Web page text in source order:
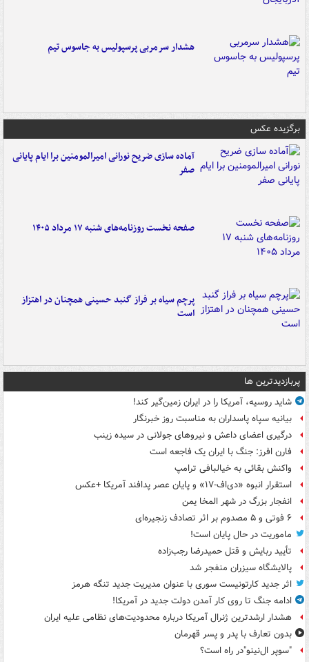
هشدار سرمربی پرسپولیس به جاسوس تیم
برگزیده عکس
آماده سازی ضریح نورانی امیرالمومنین برا ایام پایانی
صفر
صفحه نخست روزنامه‌های شنبه ۱۷ مرداد ۱۴۰۵
پرچم سیاه بر فراز گنبد حسینی همچنان در اهتزاز
است
پربازدیدترین ها
شاید روسیه، آمریکا را در ایران زمین‌گیر کند!
بیانیه سپاه پاسداران به مناسبت روز خبرنگار
درگیری اعضای داعش و نیروهای جولانی در سیده زینب
فارن افرز: جنگ با ایران یک فاجعه است
واکنش بقائی به خیالبافی ترامپ
استقرار انبوه «دی‌اف‑۱۷» و پایان عصر پدافند آمریکا +عکس
انفجار بزرگ در شهر المخا یمن
۶ فوتی و ۵ مصدوم بر اثر تصادف زنجیره‌ای
ماموریت در حال پایان است!
تأیید ربایش و قتل حمیدرضا رجب‌زاده
پالایشگاه سیزران منفجر شد
اثر جدید کارتونیست سوری با عنوان مدیریت جدید تنگه هرمز
ادامه جنگ تا روی کار آمدن دولت جدید در آمریکا!
هشدار ارشدترین ژنرال آمریکا درباره محدودیت‌های نظامی علیه ایران
بدون تعارف با پدر و پسر قهرمان
"سوپر ال‌نینو"در راه است؟